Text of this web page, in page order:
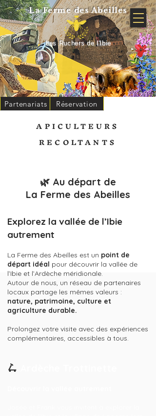
La Fermedes Abeilles
Les Ruchers de l'Ibie
Partenariats Réservation
APICULTEURS
RECOLTANTS
🌿 Au départ de
La Ferme des Abeilles
Explorez la vallée de l’Ibie
autrement
La Ferme des Abeilles est un point de
départ idéal pour découvrir la vallée de
l’Ibie et l’Ardèche méridionale.
Autour de nous, un réseau de partenaires
locaux partage les mêmes valeurs :
nature, patrimoine, culture et
agriculture durable.
Prolongez votre visite avec des expériences
complémentaires, accessibles à tous.
🛴